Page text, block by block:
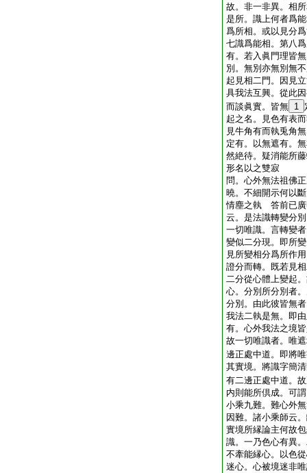
故。非一非異。相
是所。識上何者爲
爲所相。或以見分
七識爲能相。第八
有。若入眞門理皆
別。無別亦無別無
起見相二門。因見
具我法互興。從此
而談眞實。皆無 1
起之名。見色有表
見牛角有而執兎角
定有。以無遮有。
然絶待。疑消能所
形名以之雙寂
問。心外無法祖佛
曉。不細開示何以
情塵之執 答前已
云。是法識轉變分
一切唯識。言轉變
變似二分現。即所
見所變相分爲所作
證分而轉。既若見
二分從心體上變起
心。分別所分別者
分別。由此彼皆無
我法二執是無。即
有。心外我法之境
故一切唯識者。唯
邊正處中道。即將
其實境。將識字簡
有二邊正處中道。
内則能所倶成。可
小乘九難。難心外
因難。諸小乘師云
實境所縁論主何故
識。一乃色心有異
不牽能縁心。以色
迷心。心被境迷非